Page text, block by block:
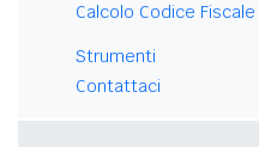
Calcolo Codice Fiscale
Strumenti
Contattaci